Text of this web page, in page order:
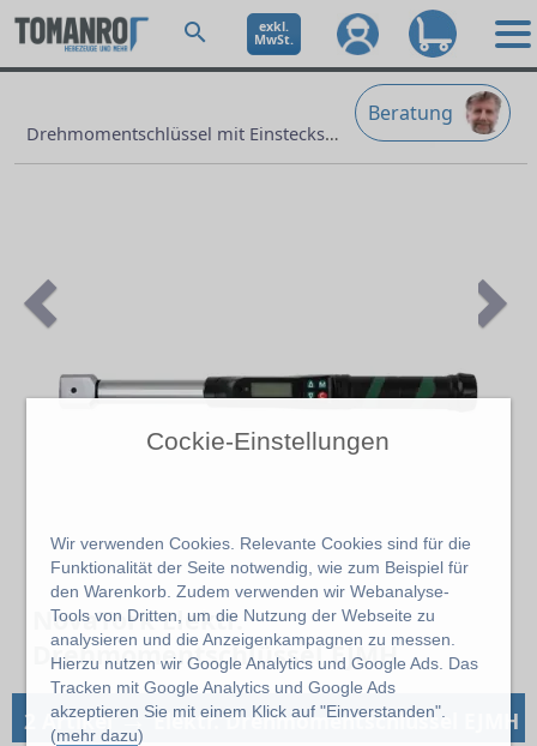
Cockie-Einstellungen
Wir verwenden Cookies. Relevante Cookies sind für die
Funktionalität der Seite notwendig, wie zum Beispiel für
den Warenkorb. Zudem verwenden wir Webanalyse-
Tools von Dritten, um die Nutzung der Webseite zu
analysieren und die Anzeigenkampagnen zu messen.
Hierzu nutzen wir Google Analytics und Google Ads. Das
Tracken mit Google Analytics und Google Ads
akzeptieren Sie mit einem Klick auf "Einverstanden".
(mehr dazu)
exkl.
MwSt.
Beratung
Drehmomentschlüssel mit Einsteckschlüssel
NovaTork Elektr.
Drehmomentschlüssel EJMH
2 Artikel→Elektr. Drehmomentschlüssel EJMH